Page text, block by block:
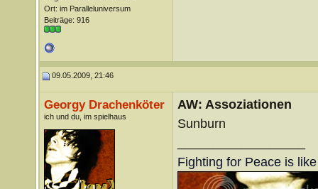
Ort: im Paralleluniversum
Beiträge: 916
09.05.2009, 21:46
Georgy Drachenköter
ich und du, im spielhaus
AW: Assoziationen
Sunburn
Fighting for Peace is